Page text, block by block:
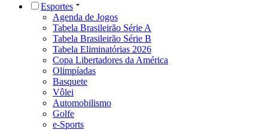
Esportes
Agenda de Jogos
Tabela Brasileirão Série A
Tabela Brasileirão Série B
Tabela Eliminatórias 2026
Copa Libertadores da América
Olimpíadas
Basquete
Vôlei
Automobilismo
Golfe
e-Sports